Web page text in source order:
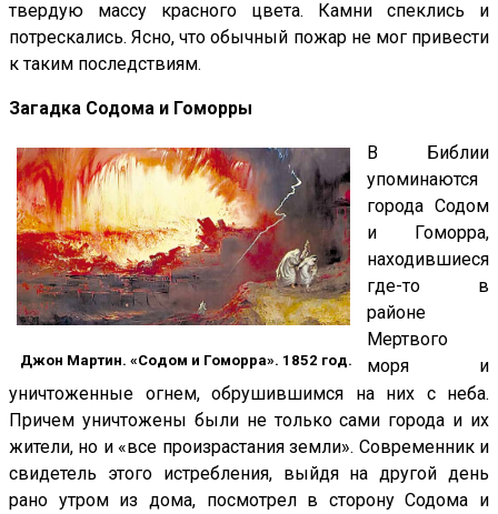
твердую массу красного цвета. Камни спеклись и
потрескались. Ясно, что обычный пожар не мог привести
к таким последствиям.
Загадка Содома и Гоморры
Джон Мартин. «Содом и Гоморра». 1852 год.
В Библии
упоминаются
города Содом
и Гоморра,
находившиеся
где-то в
районе
Мертвого
моря и
уничтоженные огнем, обрушившимся на них с неба.
Причем уничтожены были не только сами города и их
жители, но и «все произрастания земли». Современник и
свидетель этого истребления, выйдя на другой день
рано утром из дома, посмотрел в сторону Содома и